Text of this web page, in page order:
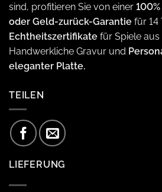
sind, profitieren Sie von einer
oder Geld-zurück-Garantie für 14
Echtheitszertifikate für Spiele
Handwerkliche Gravur und
eleganter Platte.
TEILEN
LIEFERUNG